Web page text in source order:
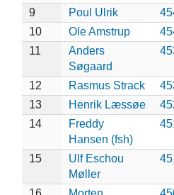
9 Poul Ulrik
10
Ole Amstrup
11
Anders
Søgaard
12 Rasmus Strack
13
Henrik Læssøe
14
Freddy
Hansen (fsh)
15
Ulf Eschou
Møller